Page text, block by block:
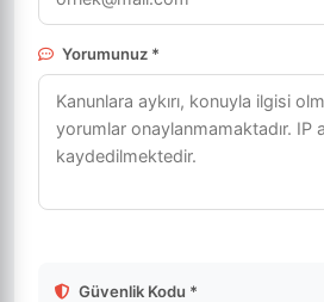
Yorumunuz *
Güvenlik Kodu *